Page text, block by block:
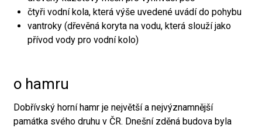
čtyři vodní kola, která výše uvedené uvádí do pohybu
vantroky (dřevěná koryta na vodu, která slouží jako
přívod vody pro vodní kolo)
o hamru
Dobřívský horní hamr je největší a nejvýznamnější
památka svého druhu v ČR. Dnešní zděná budova byla